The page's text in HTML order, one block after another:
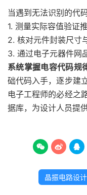
当遇到无法识别的代码
1. 测量实际容值验证
2. 核对元件封装尺寸
3. 通过电子元器件网
系统掌握电容代码规
础代码入手，逐步建
电子工程师的必经之
据库，为设计人员提
  
晶振电路设计